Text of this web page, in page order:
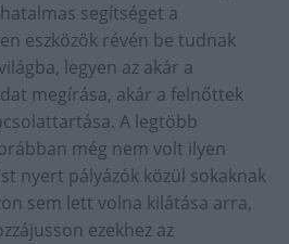
segítséget a
eszközök révén be tudnak
legyen az akár a
megírása, akár a felnőttek
A legtöbb
még nem volt ilyen
nyert pályázók közül sokaknak
sem lett volna kilátása arra,
ezekhez az